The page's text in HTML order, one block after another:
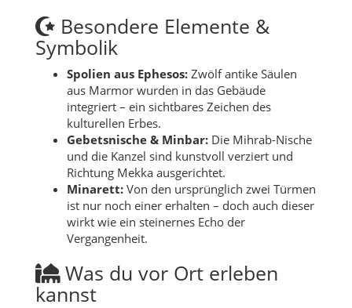
Besondere Elemente &
Symbolik
Spolien aus Ephesos: Zwölf antike Säulen
aus Marmor wurden in das Gebäude
integriert – ein sichtbares Zeichen des
kulturellen Erbes.
Gebetsnische & Minbar: Die Mihrab-Nische
und die Kanzel sind kunstvoll verziert und
Richtung Mekka ausgerichtet.
Minarett: Von den ursprünglich zwei Türmen
ist nur noch einer erhalten – doch auch dieser
wirkt wie ein steinernes Echo der
Vergangenheit.
Was du vor Ort erleben
kannst